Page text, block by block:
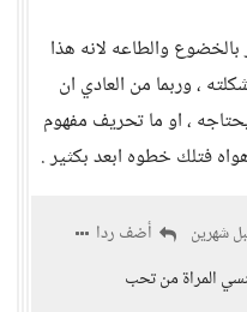
والطاعه لانه هذا
، وربما من العادي ان
، او ما تحريف مفهوم
فتلك خطوه ابعد بكثير .
شهرين
أضف ردا
المراة من تحب